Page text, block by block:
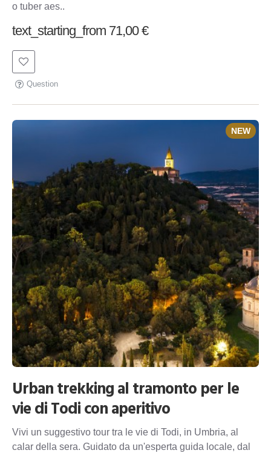
o tuber aes..
text_starting_from 71,00 €
Question
NEW
Urban trekking al tramonto per le
vie di Todi con aperitivo
Vivi un suggestivo tour tra le vie di Todi, in Umbria, al
calar della sera. Guidato da un'esperta guida locale, dal